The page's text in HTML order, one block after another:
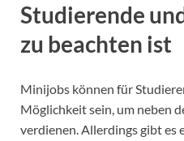
Studierende
zu beachten ist
Minijobs können für
Möglichkeit sein, um neben
verdienen. Allerdings gibt es